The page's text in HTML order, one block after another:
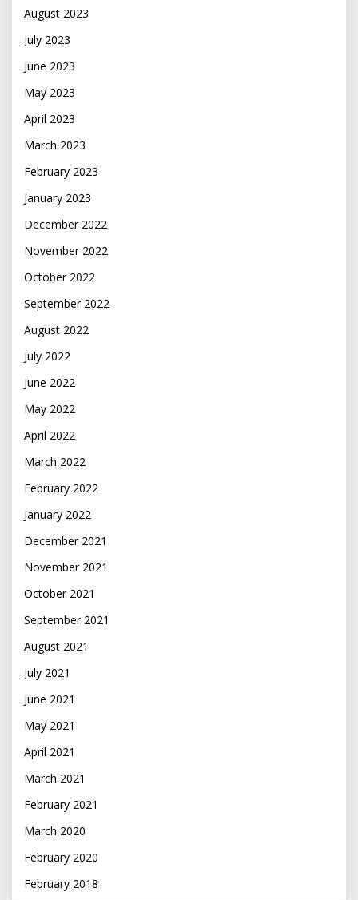
August 2023
July 2023
June 2023
May 2023
April 2023
March 2023
February 2023
January 2023
December 2022
November 2022
October 2022
September 2022
August 2022
July 2022
June 2022
May 2022
April 2022
March 2022
February 2022
January 2022
December 2021
November 2021
October 2021
September 2021
August 2021
July 2021
June 2021
May 2021
April 2021
March 2021
February 2021
March 2020
February 2020
February 2018